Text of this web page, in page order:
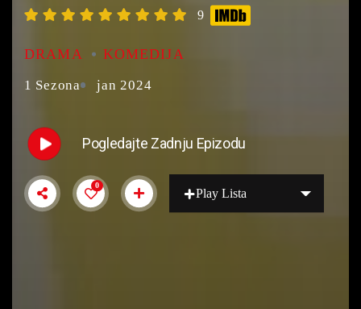
9
DRAMA KOMEDIJA
1 Sezona jan 2024
Pogledajte Zadnju Epizodu
0
Play Lista